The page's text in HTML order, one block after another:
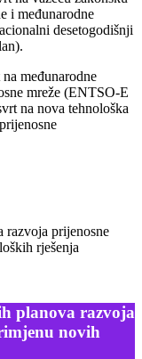
i međunarodne
desetogodišnji
međunarodne
mreže (ENTSO-E
na nova tehnološka
razvoja prijenosne
rješenja
planova razvoja
novih